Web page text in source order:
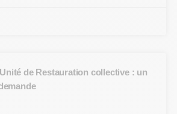
de Restauration collective : un